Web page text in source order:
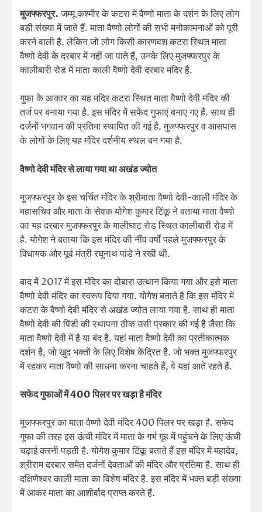
मुजफ्फरपुर.जम्मू कश्मीर के कटरा में वैष्णो माता के दर्शन के लिए लोग
बड़ी संख्या में जाते हैं. माता वैष्णो लोगों की सभी मनोकामनाओं को पूरी
करने वाली है. लेकिन जो लोग किसी कारणवश कटरा स्थित माता
वैष्णो देवी के दरबार में नहीं जा पाते हैं, उनके लिए मुजफ्फरपुर के
कालीबारी रोड में माता काली वैष्णो देवी दरबार मंदिर है.
गुफा के आकार का यह मंदिर कटरा स्थित माता वैष्णो देवी मंदिर की
तर्ज पर बनाया गया है. इस मंदिर में सफेद गुफाएं बनाए गए हैं. साथ ही
दर्जनों भगवान की प्रतिमा स्थापित की गई है. मुजफ्फरपुर व आसपास
के लोगों के लिए यह मंदिर दर्शनीय स्थल बन गया है.
वैष्णो देवी मंदिर से लाया गया था अखंड ज्योत
मुजफ्फरपुर के इस चर्चित मंदिर के श्रीमाता वैष्णो देवी-काली मंदिर के
महासचिव और माता के सेवक योगेश कुमार टिंकू ने बताया माता वैष्णो
का यह दरबार मुजफ्फरपुर के मालीघाट रोड स्थित कालीबारी रोड में
है. योगेश ने बताया कि इस मंदिर की नींव वर्षों पहले मुजफ्फरपुर के
विधायक और पूर्व मंत्री रघुनाथ पांडे ने रखी थी.
बाद में 2017 में इस मंदिर का दोबारा उत्थान किया गया और इसे माता
वैष्णो देवी मंदिर का स्वरूप दिया गया. योगेश बताते है कि इस मंदिर में
कटरा के वैष्णो देवी मंदिर से अखंड ज्योत लाया गया है. साथ ही माता
वैष्णो देवी की पिंडी की स्थापना ठीक उसी प्रकार की गई है जैसा कि
माता वैष्णो देवी में है या बंद है. यहां माता वैष्णो देवी का प्रतीकात्मक
दर्शन है, जो खुद भक्तों के लिए विशेष केंद्रित है. जो भक्त मुजफ्फरपुर
में रहकर माता वैष्णो की साधना करना चाहते हैं, वे यहां आते रहते हैं.
सफेद गुफाओं में 400 पिलर पर खड़ा है मंदिर
मुजफ्फरपुर का माता वैष्णो देवी मंदिर 400 पिलर पर खड़ा है. सफेद
गुफा की तरह इस ऊंची मंदिर में माता के गर्भ गृह में पहुंचने के लिए ऊंची
चढ़ाई करनी पड़ती है. योगेश कुमार टिंकू बताते हैं इस मंदिर में महादेव,
श्रीराम दरबार समेत दर्जनों देवताओं की मंदिर और प्रतिमा है. साथ ही
दक्षिणेश्वर काली माता का विशेष मंदिर है. इस मंदिर में भक्त बड़ी संख्या
में आकर माता का आशीर्वाद प्राप्त करते हैं.